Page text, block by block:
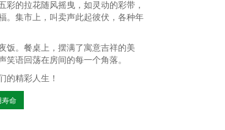
的拉花随风摇曳，如灵动的彩带，
。集市上，叫卖声此起彼伏，各种年
饭。餐桌上，摆满了寓意吉祥的美
语回荡在房间的每一个角落。
的精彩人生！
寿命